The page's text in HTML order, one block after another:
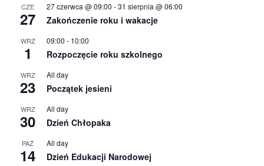
CZE
27
27 czerwca @ 09:00 -31 sierpnia @ 06:00
Zakończenie roku i wakacje
WRZ
1
09:00 - 10:00
Rozpoczęcie roku szkolnego
WRZ
23
All day
Początek jesieni
WRZ
30
All day
Dzień Chłopaka
PAŹ
14
All day
Dzień Edukacji Narodowej